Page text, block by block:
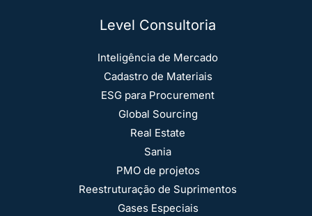
Level Consultoria
Inteligência de Mercado
Cadastro de Materiais
ESG para Procurement
Global Sourcing
Real Estate
Sania
PMO de projetos
Reestruturação de Suprimentos
Gases Especiais